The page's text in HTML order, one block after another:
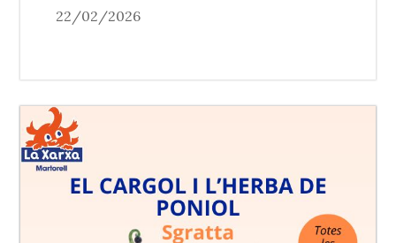
22/02/2026